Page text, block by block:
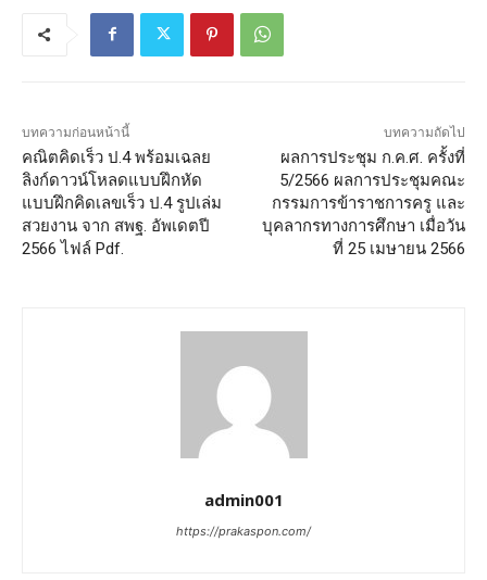
บทความก่อนหน้านี้
คณิตคิดเร็ว ป.4 พร้อมเฉลย
ลิงก์ดาวน์โหลดแบบฝึกหัด
แบบฝึกคิดเลขเร็ว ป.4 รูปเล่ม
สวยงาน จาก สพฐ. อัพเดตปี
2566 ไฟล์ Pdf.
บทความถัดไป
ผลการประชุม ก.ค.ศ. ครั้งที่
5/2566 ผลการประชุมคณะ
กรรมการข้าราชการครู และ
บุคลากรทางการศึกษา เมื่อวัน
ที่ 25 เมษายน 2566
admin001
https://prakaspon.com/